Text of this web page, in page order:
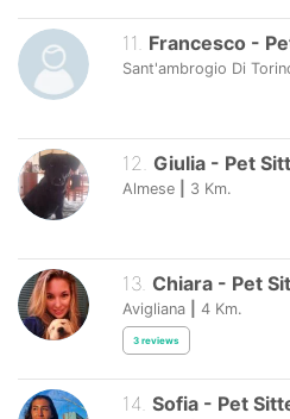
11 Francesco -
Sant'ambrogio Di
12 Giulia - Pet
Almese 3 Km.
13. Chiara - Pet
Avigliana 4 Km.
3 reviews
14. Sofia - Pet